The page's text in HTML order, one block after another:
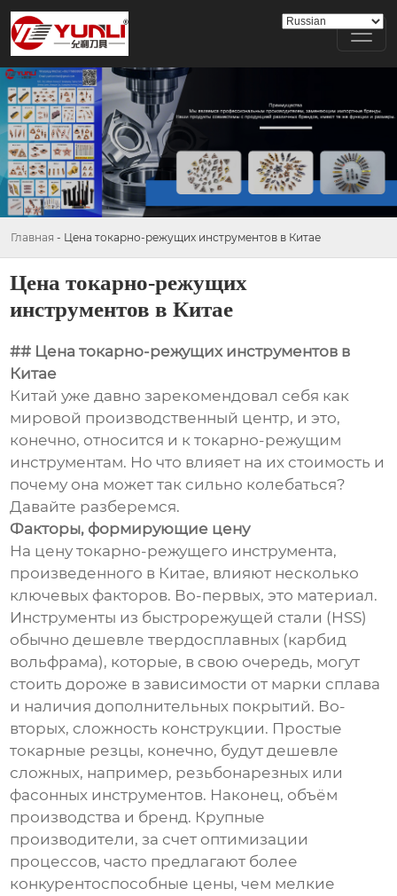
Главная - Цена токарно-режущих инструментов в Китае
Цена токарно-режущих
инструментов в Китае
## Цена токарно-режущих инструментов в
Китае
Китай уже давно зарекомендовал себя как
мировой производственный центр, и это,
конечно, относится и к токарно-режущим
инструментам. Но что влияет на их стоимость и
почему она может так сильно колебаться?
Давайте разберемся.
Факторы, формирующие цену
На цену токарно-режущего инструмента,
произведенного в Китае, влияют несколько
ключевых факторов. Во-первых, это материал.
Инструменты из быстрорежущей стали (HSS)
обычно дешевле твердосплавных (карбид
вольфрама), которые, в свою очередь, могут
стоить дороже в зависимости от марки сплава
и наличия дополнительных покрытий. Во-
вторых, сложность конструкции. Простые
токарные резцы, конечно, будут дешевле
сложных, например, резьбонарезных или
фасонных инструментов. Наконец, объём
производства и бренд. Крупные
производители, за счет оптимизации
процессов, часто предлагают более
конкурентоспособные цены, чем мелкие